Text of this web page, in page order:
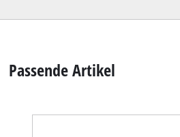
Passende Artikel